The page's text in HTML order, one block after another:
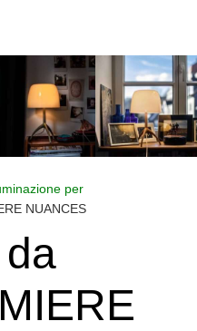
per
NUANCES